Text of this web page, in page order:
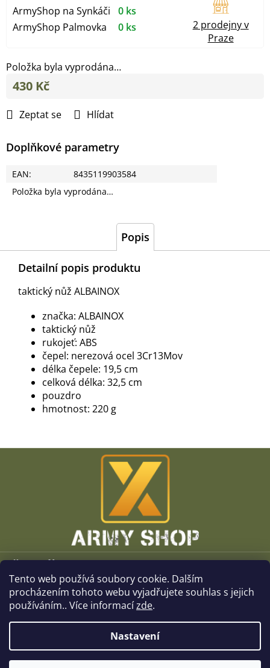
Tento web používá soubory cookie. Dalším
procházením tohoto webu vyjadřujete souhlas s jejich
používáním.. Více informacízde.
Nastavení
Položka byla vyprodána…
Zeptat se Hlídat
Doplňkové parametry
EAN:
8435119903584
Položka byla vyprodána…
430 Kč
cena:
ArmyShop na Synkáči
0 ks
ArmyShop Palmovka
0 ks
2 prodejny v
Praze
Popis
Detailní popis produktu
taktický nůž ALBAINOX
značka: ALBAINOX
taktický nůž
rukojeť: ABS
čepel: nerezová ocel 3Cr13Mov
délka čepele: 19,5 cm
celková délka: 32,5 cm
pouzdro
hmotnost: 220 g
Z
Vše o nákupu
O společnosti
Kamenné prodejny
Kontakt